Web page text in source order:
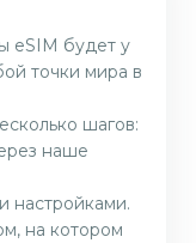
eSIM будет у
точки мира в
шагов:
наше
настройками.
на котором